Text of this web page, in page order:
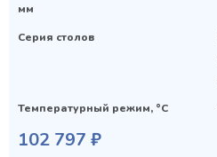
мм
Серия столов
Температурный режим, °C
102 797 ₽